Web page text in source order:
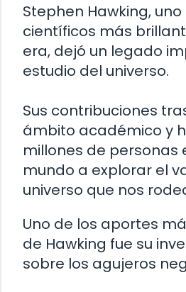
Stephen Hawking,
científicos más
era, dejó un legado
estudio del universo.
Sus contribuciones
ámbito académico y
millones de personas
mundo a explorar el
universo que nos
Uno de los aportes
de Hawking fue su
sobre los agujeros